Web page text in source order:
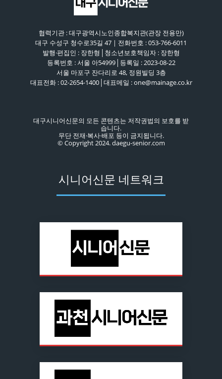
협력기관 : 대구광역시노인종합복지관(관장 전용만)
대구 수성구 청수로35길 47 | 전화번호 : 053-766-6011
발행·편집인 : 장한형│청소년보호책임자 : 장한형
등록번호 : 서울 아54999│등록일 : 2023-08-22
서울 마포구 잔다리로 48, 정원빌딩 3층
대표전화 : 02-2654-1400│대표메일 : one@mainage.co.kr
대구시니어신문의 모든 콘텐츠는 저작권법의 보호를 받
습니다.
무단 전재·복사·배포 등이 금지됩니다.
© Copyright 2024. daegu-senior.com
시니어신문 네트워크